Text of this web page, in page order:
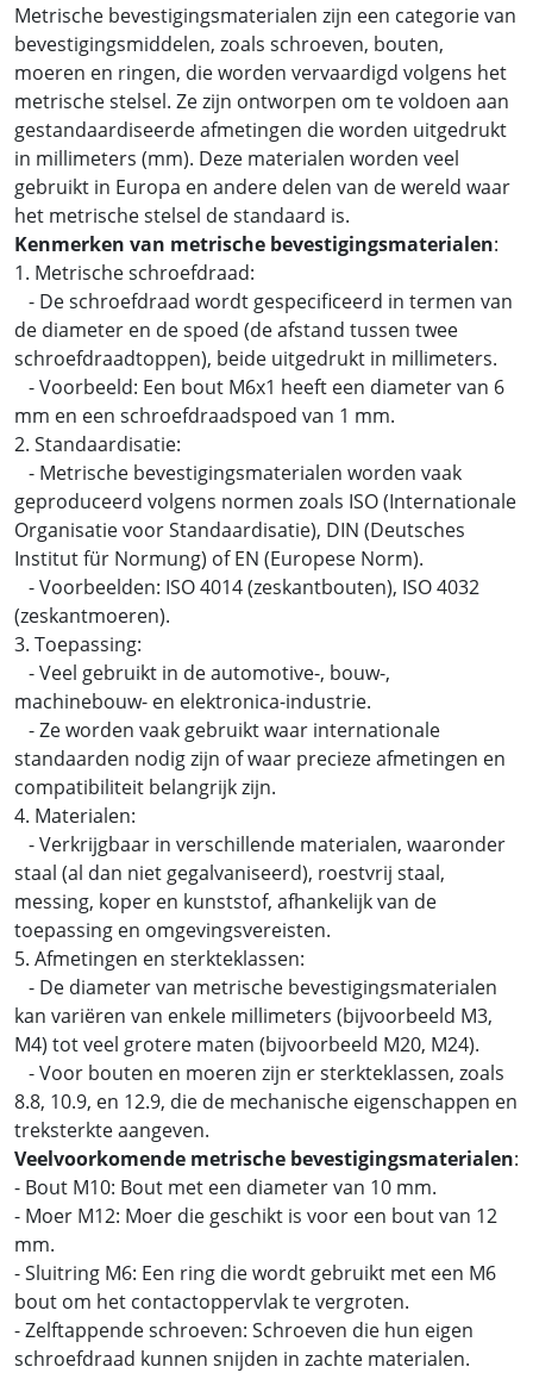
Metrische bevestigingsmaterialen zijn een categorie van
bevestigingsmiddelen, zoals schroeven, bouten,
moeren en ringen, die worden vervaardigd volgens het
metrische stelsel. Ze zijn ontworpen om te voldoen aan
gestandaardiseerde afmetingen die worden uitgedrukt
in millimeters (mm). Deze materialen worden veel
gebruikt in Europa en andere delen van de wereld waar
het metrische stelsel de standaard is.
Kenmerken van metrische bevestigingsmaterialen:
1. Metrische schroefdraad:
- De schroefdraad wordt gespecificeerd in termen van
de diameter en de spoed (de afstand tussen twee
schroefdraadtoppen), beide uitgedrukt in millimeters.
- Voorbeeld: Een bout M6x1 heeft een diameter van 6
mm en een schroefdraadspoed van 1 mm.
2. Standaardisatie:
- Metrische bevestigingsmaterialen worden vaak
geproduceerd volgens normen zoals ISO (Internationale
Organisatie voor Standaardisatie), DIN (Deutsches
Institut für Normung) of EN (Europese Norm).
- Voorbeelden: ISO 4014 (zeskantbouten), ISO 4032
(zeskantmoeren).
3. Toepassing:
- Veel gebruikt in de automotive-, bouw-,
machinebouw- en elektronica-industrie.
- Ze worden vaak gebruikt waar internationale
standaarden nodig zijn of waar precieze afmetingen en
compatibiliteit belangrijk zijn.
4. Materialen:
- Verkrijgbaar in verschillende materialen, waaronder
staal (al dan niet gegalvaniseerd), roestvrij staal,
messing, koper en kunststof, afhankelijk van de
toepassing en omgevingsvereisten.
5. Afmetingen en sterkteklassen:
- De diameter van metrische bevestigingsmaterialen
kan variëren van enkele millimeters (bijvoorbeeld M3,
M4) tot veel grotere maten (bijvoorbeeld M20, M24).
- Voor bouten en moeren zijn er sterkteklassen, zoals
8.8, 10.9, en 12.9, die de mechanische eigenschappen en
treksterkte aangeven.
Veelvoorkomende metrische bevestigingsmaterialen:
- Bout M10: Bout met een diameter van 10 mm.
- Moer M12: Moer die geschikt is voor een bout van 12
mm.
- Sluitring M6: Een ring die wordt gebruikt met een M6
bout om het contactoppervlak te vergroten.
- Zelftappende schroeven: Schroeven die hun eigen
schroefdraad kunnen snijden in zachte materialen.